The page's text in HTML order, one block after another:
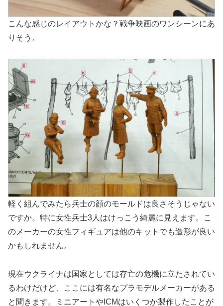
こんな感じのレイアウトかな？戦争映画のワンシーンにあ
りそう。
軽く組んでみたら兵士の顔のモールドは良さそうじゃない
ですか。特に女性兵士3人はけっこう綺麗に見えます。こ
のメーカーの女性フィギュアは他のキットでも造形が良い
かもしれません。
現在ウクライナは国家としては存亡の危機に立たされてい
るわけだけど、ここには有名なプラモデルメーカーがある
と聞きます。ミニアートやICMはいくつか製作したことが